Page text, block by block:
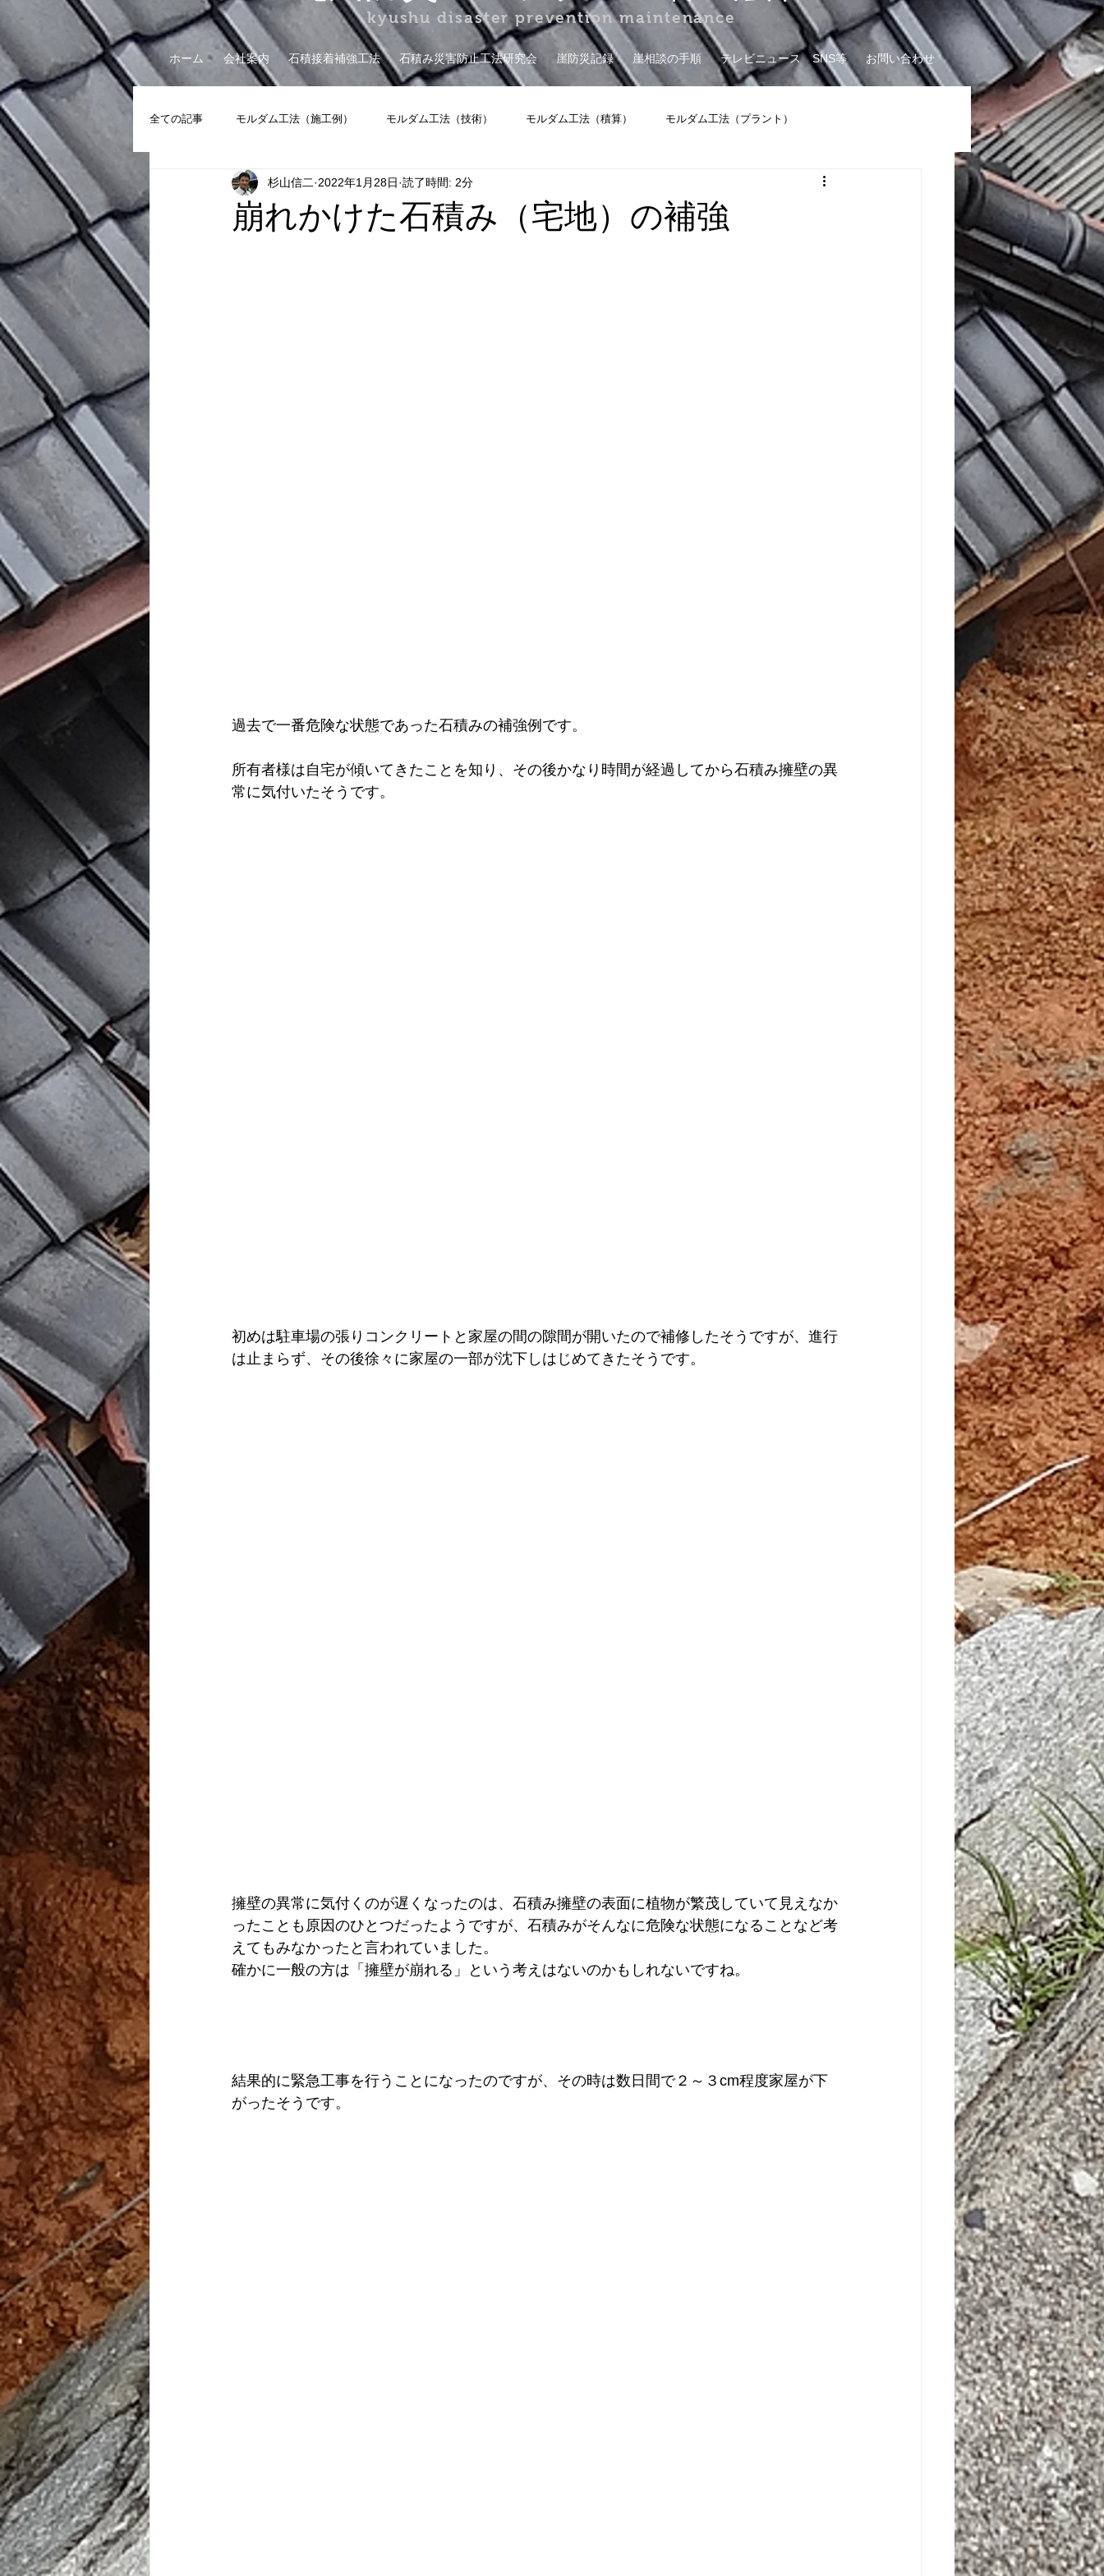
kyushu disaster prevention maintenance
ホーム 会社案内 石積接着補強工法 石積み災害防止工法研究会 崖防災記録 崖相談の手順 テレビニュース SNS等 お問い合わせ
全ての記事 モルダム工法（施工例） モルダム工法（技術） モルダム工法（積算） モルダム工法（プラント）
斜面安定工事（施工例） 崖相談 擁壁保証
崩れかけた石積み（宅地）の補強
杉山信二 2022年1月28日 読了時間: 2分
過去で一番危険な状態であった石積みの補強例です。
所有者様は自宅が傾いてきたことを知り、その後かなり時間が経過してから石積み擁壁の異
常に気付いたそうです。
初めは駐車場の張りコンクリートと家屋の間の隙間が開いたので補修したそうですが、進行
は止まらず、その後徐々に家屋の一部が沈下しはじめてきたそうです。
擁壁の異常に気付くのが遅くなったのは、石積み擁壁の表面に植物が繁茂していて見えなか
ったことも原因のひとつだったようですが、石積みがそんなに危険な状態になることなど考
えてもみなかったと言われていました。
確かに一般の方は「擁壁が崩れる」という考えはないのかもしれないですね。
結果的に緊急工事を行うことになったのですが、その時は数日間で２～３cm程度家屋が下
がったそうです。